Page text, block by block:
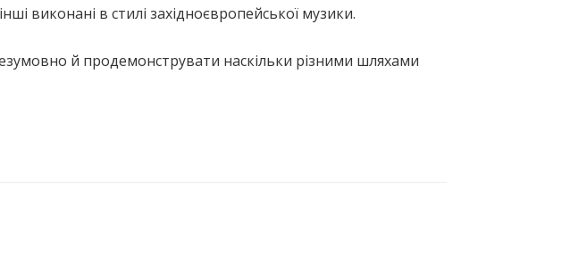
виконані в стилі західноєвропейської музики.
й продемонструвати наскільки різними шляхами